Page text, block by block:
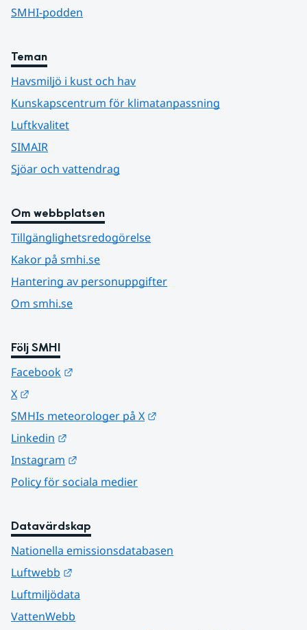
SMHI-podden
Teman
Havsmiljö i kust och hav
Kunskapscentrum för klimatanpassning
Luftkvalitet
SIMAIR
Sjöar och vattendrag
Om webbplatsen
Tillgänglighetsredogörelse
Kakor på smhi.se
Hantering av personuppgifter
Om smhi.se
Följ SMHI
Facebook
X
SMHIs meteorologer på X
Linkedin
Instagram
Policy för sociala medier
Datavärdskap
Nationella emissionsdatabasen
Luftwebb
Luftmiljödata
VattenWebb